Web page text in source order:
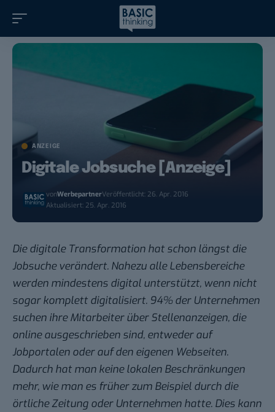
ANZEIGE
Digitale Jobsuche [Anzeige]
vonWerbepartnerVeröffentlicht: 26. Apr. 2016
Aktualisiert: 25. Apr. 2016
Die digitale Transformation hat schon längst die
Jobsuche verändert. Nahezu alle Lebensbereiche
werden mindestens digital unterstützt, wenn nicht
sogar komplett digitalisiert. 94% der Unternehmen
suchen ihre Mitarbeiter über Stellenanzeigen, die
online ausgeschrieben sind, entweder auf
Jobportalen oder auf den eigenen Webseiten.
Dadurch hat man keine lokalen Beschränkungen
mehr, wie man es früher zum Beispiel durch die
örtliche Zeitung oder Unternehmen hatte. Dies kann